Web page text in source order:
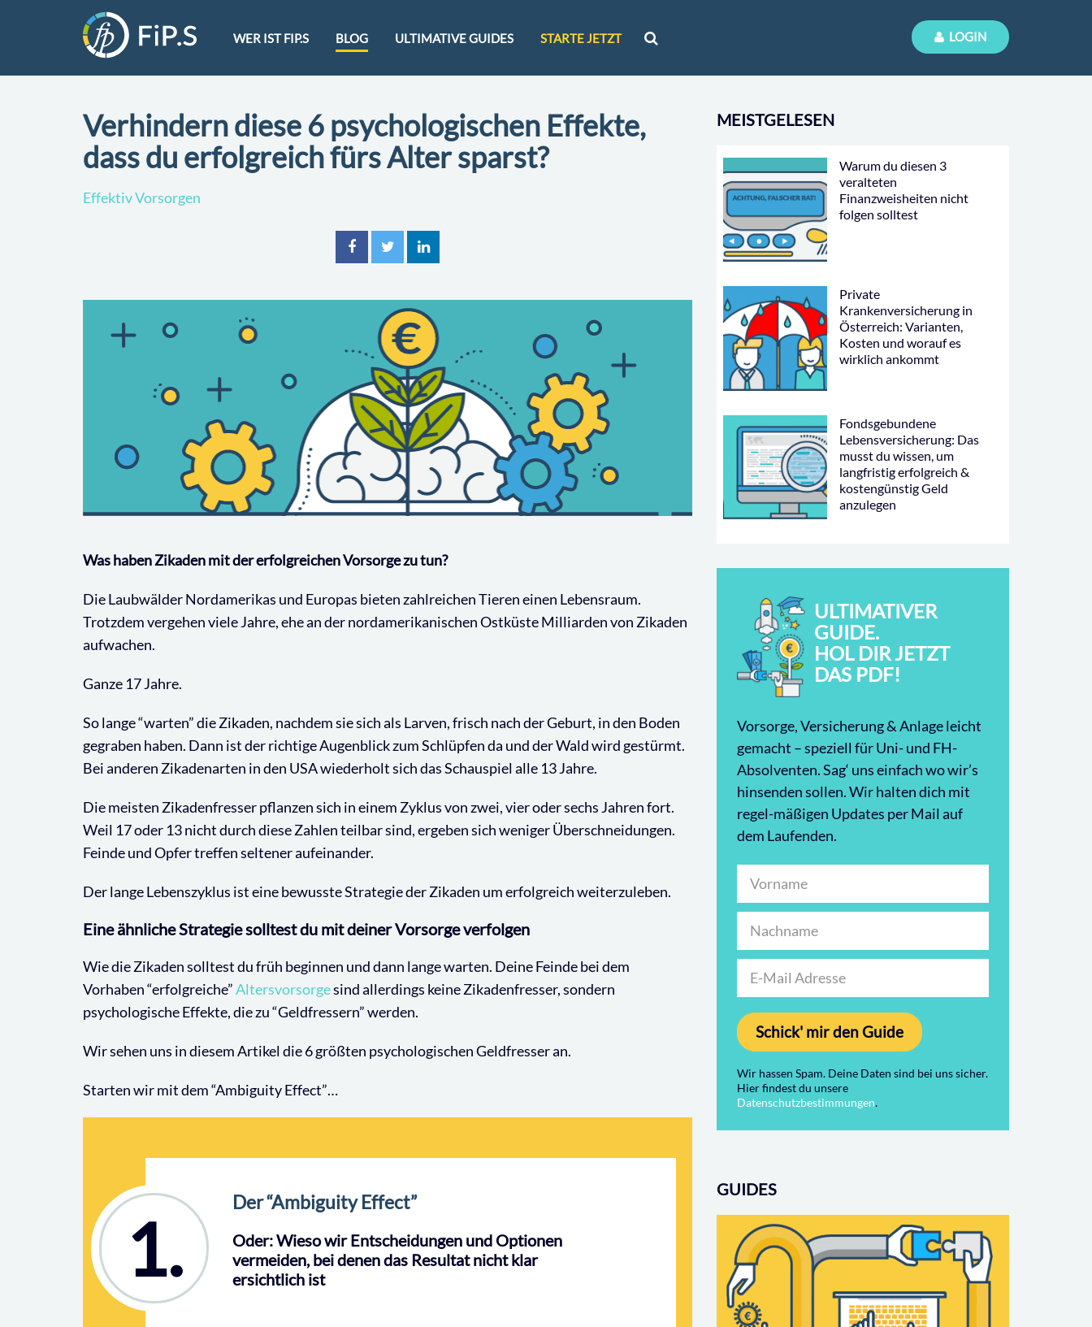
WER IST FIP.S BLOG ULTIMATIVE GUIDES STARTE JETZT LOGIN
Verhindern diese 6 psychologischen Effekte,
dass du erfolgreich fürs Alter sparst?
Effektiv Vorsorgen
Was haben Zikaden mit der erfolgreichen Vorsorge zu tun?
Die Laubwälder Nordamerikas und Europas bieten zahlreichen Tieren einen Lebensraum.
Trotzdem vergehen viele Jahre, ehe an der nordamerikanischen Ostküste Milliarden von Zikaden
aufwachen.
Ganze 17 Jahre.
So lange “warten” die Zikaden, nachdem sie sich als Larven, frisch nach der Geburt, in den Boden
gegraben haben. Dann ist der richtige Augenblick zum Schlüpfen da und der Wald wird gestürmt.
Bei anderen Zikadenarten in den USA wiederholt sich das Schauspiel alle 13 Jahre.
Die meisten Zikadenfresser pflanzen sich in einem Zyklus von zwei, vier oder sechs Jahren fort.
Weil 17 oder 13 nicht durch diese Zahlen teilbar sind, ergeben sich weniger Überschneidungen.
Feinde und Opfer treffen seltener aufeinander.
Der lange Lebenszyklus ist eine bewusste Strategie der Zikaden um erfolgreich weiterzuleben.
Eine ähnliche Strategie solltest du mit deiner Vorsorge verfolgen
Wie die Zikaden solltest du früh beginnen und dann lange warten. Deine Feinde bei dem
Vorhaben “erfolgreiche”Altersvorsorgesind allerdings keine Zikadenfresser, sondern
psychologische Effekte, die zu “Geldfressern” werden.
Wir sehen uns in diesem Artikel die 6 größten psychologischen Geldfresser an.
Starten wir mit dem “Ambiguity Effect”…
1.
Der “Ambiguity Effect”
Oder: Wieso wir Entscheidungen und Optionen
vermeiden, bei denen das Resultat nicht klar
ersichtlich ist
MEISTGELESEN
Warum du diesen 3
veralteten
Finanzweisheiten nicht
folgen solltest
Private
Krankenversicherung in
Österreich: Varianten,
Kosten und worauf es
wirklich ankommt
Fondsgebundene
Lebensversicherung: Das
musst du wissen, um
langfristig erfolgreich &
kostengünstig Geld
anzulegen
ULTIMATIVER
GUIDE.
HOL DIR JETZT
DAS PDF!
Vorsorge, Versicherung & Anlage leicht
gemacht – speziell für Uni- und FH-
Absolventen. Sag‘ uns einfach wo wir’s
hinsenden sollen. Wir halten dich mit
regel-mäßigen Updates per Mail auf
dem Laufenden.
Schick' mir den Guide
Wir hassen Spam. Deine Daten sind bei uns sicher.
Hier findest du unsere
Datenschutzbestimmungen.
GUIDES